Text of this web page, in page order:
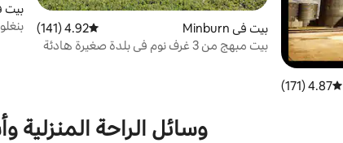
متوسط التقييم 4.87 من 5، 171 مراجعات
4.87 (171)
بيت في Minburn متوسط التقييم 4.92 من 5، 141 مراجعات
4.92 (141)
بيت مبهج من 3 غرف نوم في بلدة صغيرة هادئة
بيت
وسائل الراحة المنزلية